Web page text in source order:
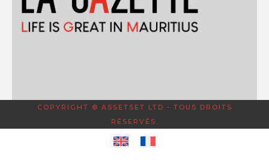
COPYRIGHT © ASSETSET LTD - TOUS DROITS
RÉSERVÉS.